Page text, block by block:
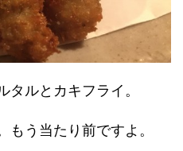
ルとカキフライ。
う当たり前ですよ。